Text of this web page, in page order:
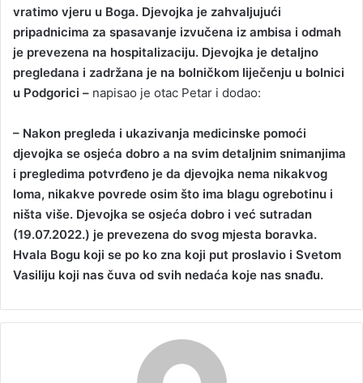
vratimo vjeru u Boga. Djevojka je zahvaljujući
pripadnicima za spasavanje izvučena iz ambisa i odmah
je prevezena na hospitalizaciju. Djevojka je detaljno
pregledana i zadržana je na bolničkom liječenju u bolnici
u Podgorici – napisao je otac Petar i dodao:
– Nakon pregleda i ukazivanja medicinske pomoći
djevojka se osjeća dobro a na svim detaljnim snimanjima
i pregledima potvrđeno je da djevojka nema nikakvog
loma, nikakve povrede osim što ima blagu ogrebotinu i
ništa više. Djevojka se osjeća dobro i već sutradan
(19.07.2022.) je prevezena do svog mjesta boravka.
Hvala Bogu koji se po ko zna koji put proslavio i Svetom
Vasiliju koji nas čuva od svih nedaća koje nas snađu.